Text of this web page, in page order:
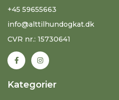
+45 59655663
info@alttilhundogkat.dk
CVR nr.: 15730641
Kategorier